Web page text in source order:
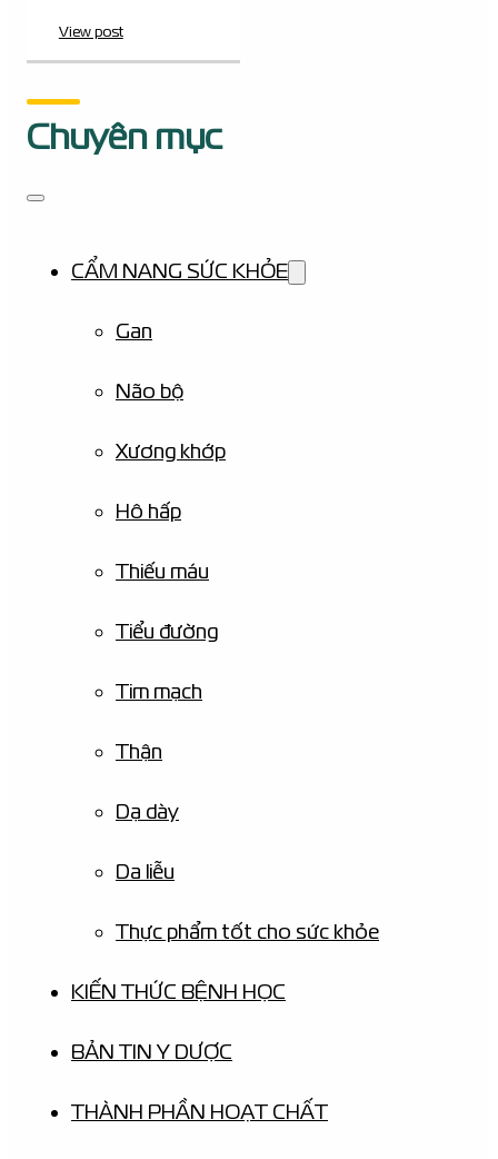
View post
Chuyên mục
CẨM NANG SỨC KHỎE
Gan
Não bộ
Xương khớp
Hô hấp
Thiếu máu
Tiểu đường
Tim mạch
Thận
Dạ dày
Da liễu
Thực phẩm tốt cho sức khỏe
KIẾN THỨC BỆNH HỌC
BẢN TIN Y DƯỢC
THÀNH PHẦN HOẠT CHẤT